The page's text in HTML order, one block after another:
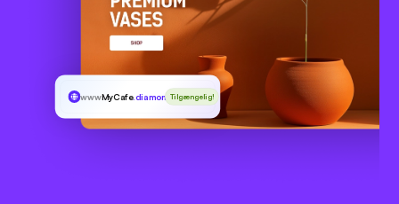
wwwMyCafe.diamondsTilgængelig!